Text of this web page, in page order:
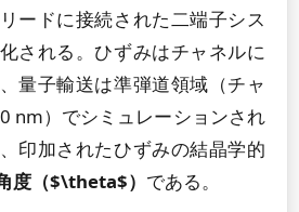
ードに接続された二端子シス
される。ひずみはチャネルに
量子輸送は準弾道領域（チャ
nm）でシミュレーションされ
印加されたひずみの結晶学的
度（$\theta$） である。